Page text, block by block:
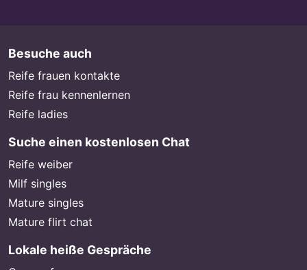
Besuche auch
Reife frauen kontakte
Reife frau kennenlernen
Reife ladies
Suche einen kostenlosen Chat
Reife weiber
Milf singles
Mature singles
Mature flirt chat
Lokale heiße Gespräche